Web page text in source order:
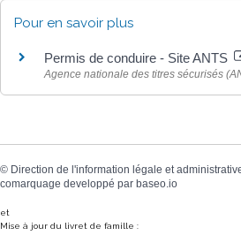
Pour en savoir plus
Permis de conduire - Site ANTS
Agence nationale des titres sécurisés
© Direction de l'information légale et
comarquage developpé par baseo.io
et
Mise à jour du livret de famille :